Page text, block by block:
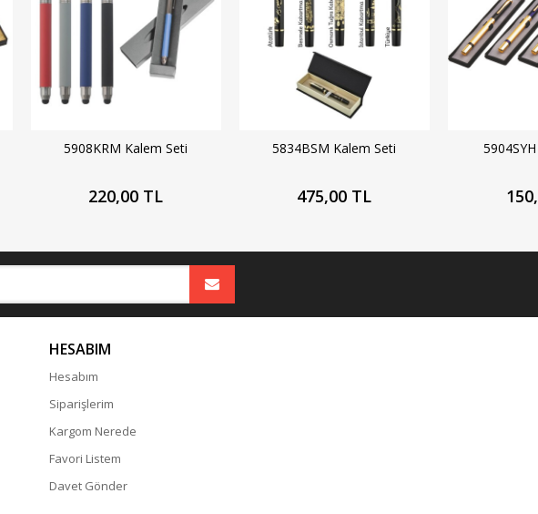
5908KRM Kalem Seti
220,00 TL
5834BSM Kalem Seti
475,00 TL
HESABIM
Hesabım
Siparişlerim
Kargom Nerede
Favori Listem
Davet Gönder